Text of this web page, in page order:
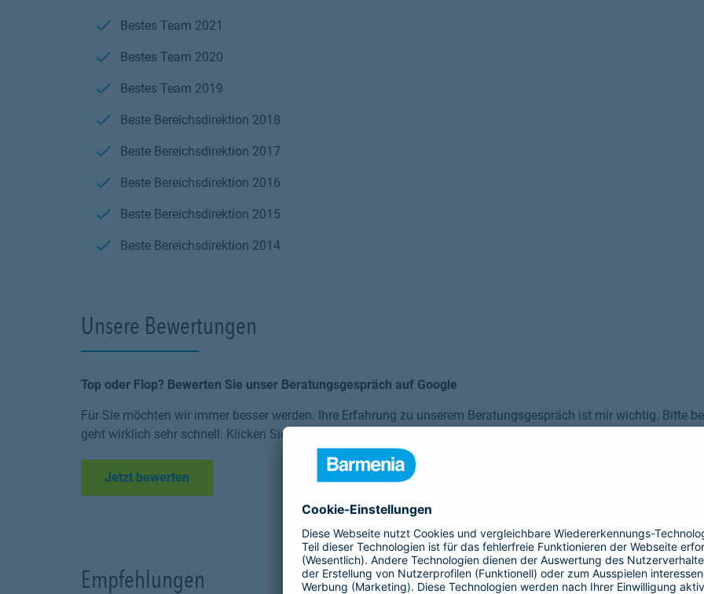
Bestes Team 2021
Bestes Team 2020
Bestes Team 2019
Beste Bereichsdirektion 2018
Beste Bereichsdirektion 2017
Beste Bereichsdirektion 2016
Beste Bereichsdirektion 2015
Beste Bereichsdirektion 2014
Unsere Bewertungen
Top oder Flop? Bewerten Sie unser Beratungsgespräch auf Google
Für Sie möchten wir immer besser werden. Ihre Erfahrung zu unserem Beratungsgespräch ist mir wichtig. Bitte
geht wirklich sehr schnell. Klicken Sie einfach auf “Jetzt bewerten”. Vielen Dank für Ihr Feedback!
Jetzt bewerten
Empfehlungen